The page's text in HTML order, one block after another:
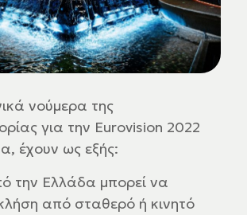
νούμερα της
για την Eurovision 2022
έχουν ως εξής:
την Ελλάδα μπορεί να
από σταθερό ή κινητό